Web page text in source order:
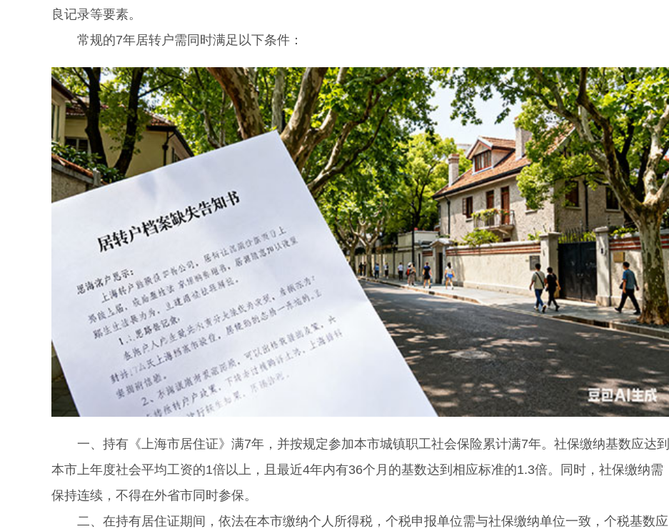
良记录等要素。
常规的7年居转户需同时满足以下条件：
一、持有《上海市居住证》满7年，并按规定参加本市城镇职工社会保险累计满7年。社保缴纳基数应达到
本市上年度社会平均工资的1倍以上，且最近4年内有36个月的基数达到相应标准的1.3倍。同时，社保缴纳需
保持连续，不得在外省市同时参保。
二、在持有居住证期间，依法在本市缴纳个人所得税，个税申报单位需与社保缴纳单位一致，个税基数应